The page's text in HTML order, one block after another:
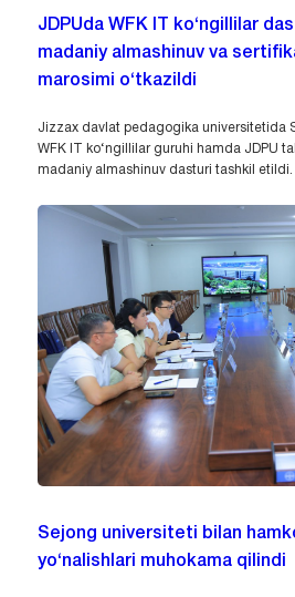
JDPUda WFK IT ko‘ngillilar
madaniy almashinuv va
marosimi o‘tkazildi
Jizzax davlat pedagogika universitetida
WFK IT ko‘ngillilar guruhi hamda JDPU
madaniy almashinuv dasturi tashkil etildi.
Sejong universiteti bilan
yo‘nalishlari muhokama qilindi